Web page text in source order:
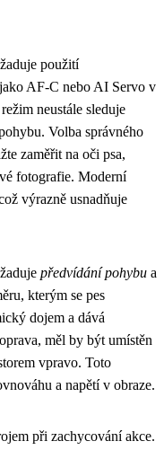
použití
AF-C nebo AI Servo v
neustále sleduje
Volba správného
zaměřit na oči psa,
fotografie. Moderní
výrazně usnadňuje
předvídání pohybu a
kterým se pes
dojem a dává
měl by být umístěn
vpravo. Toto
a napětí v obraze.
při zachycování akce.